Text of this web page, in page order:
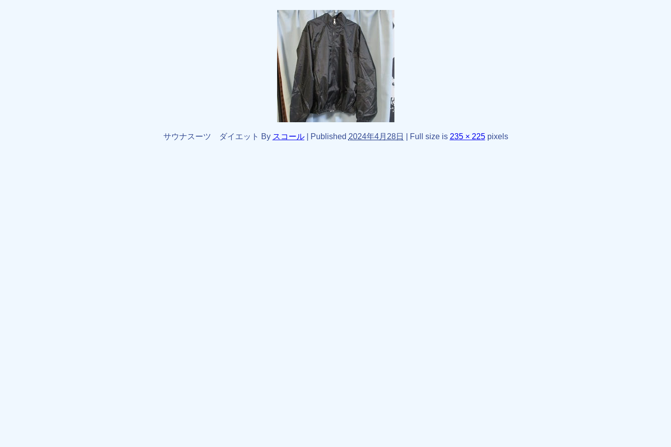
サウナスーツ ダイエット By スコール Published 2024年4月28日 Full size is 235 × 225pixels